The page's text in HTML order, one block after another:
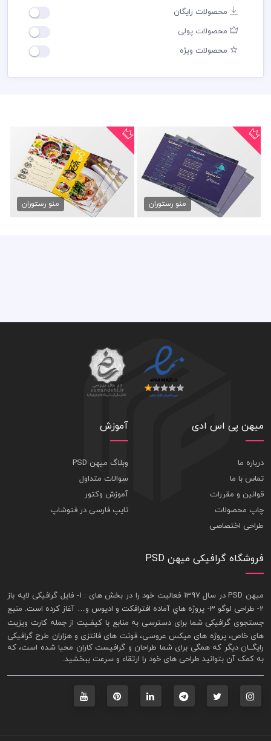
محصولات رایگان
محصولات پولی
محصولات ویژه
دانلود منو آماده رستوران
100,000 تومان
منو رستوران
دانلود منو رنگی رستوران
100,000 تومان
منو رستوران
میهن پی اس ادی
درباره ما
تماس با ما
قوانین و مقررات
چاپ محصولات
طراحی اختصاصی
آموزش
وبلاگ میهن PSD
سوالات متداول
آموزش وکتور
تایپ فارسی در فتوشاپ
فروشگاه گرافیکی میهن PSD
ميهن PSD در سال 1397 فعاليت خود را در بخش های : 1-
فايل گرافيکی لايه باز
2- طراحی لوگو 3- پروژه هاي آماده افترافکت و اديوس و… آغاز کرده است. منبع
جستجوی گرافيکی شما برای دسترسی به منابع با کيفـيت از جملهکارت ويزيت
های خاص، پروژه های ميکس عروسی، فونت های فانتزی و هزاران طرح گرافیکی
رايگــان ديگر که همگی برای شما طراحان و گرافيست کاران محيا شده است، که
به کمک آن بتوانيد طراحی های خود را ارتقاء و سرعت ببخشيد.